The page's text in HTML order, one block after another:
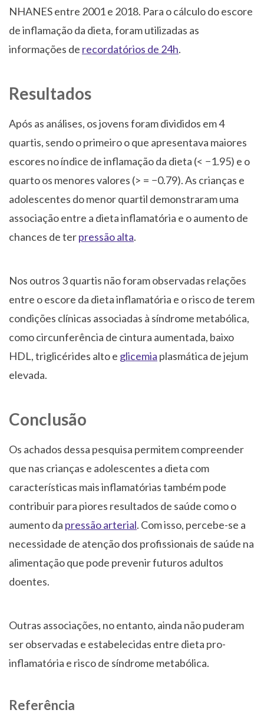
NHANES entre 2001 e 2018. Para o cálculo do escore
de inflamação da dieta, foram utilizadas as
informações de recordatórios de 24h.
Resultados
Após as análises, os jovens foram divididos em 4
quartis, sendo o primeiro o que apresentava maiores
escores no índice de inflamação da dieta (< −1.95) e o
quarto os menores valores (> = −0.79). As crianças e
adolescentes do menor quartil demonstraram uma
associação entre a dieta inflamatória e o aumento de
chances de terpressão alta.
Nos outros 3 quartis não foram observadas relações
entre o escore da dieta inflamatória e o risco de terem
condições clínicas associadas à síndrome metabólica,
como circunferência de cintura aumentada, baixo
HDL, triglicérides alto e glicemia plasmática de jejum
elevada.
Conclusão
Os achados dessa pesquisa permitem compreender
que nas crianças e adolescentes a dieta com
características mais inflamatórias também pode
contribuir para piores resultados de saúde como o
aumento da pressão arterial. Com isso, percebe-se a
necessidade de atenção dos profissionais de saúde na
alimentação que pode prevenir futuros adultos
doentes.
Outras associações, no entanto, ainda não puderam
ser observadas e estabelecidas entre dieta pro-
inflamatória e risco de síndrome metabólica.
Referência